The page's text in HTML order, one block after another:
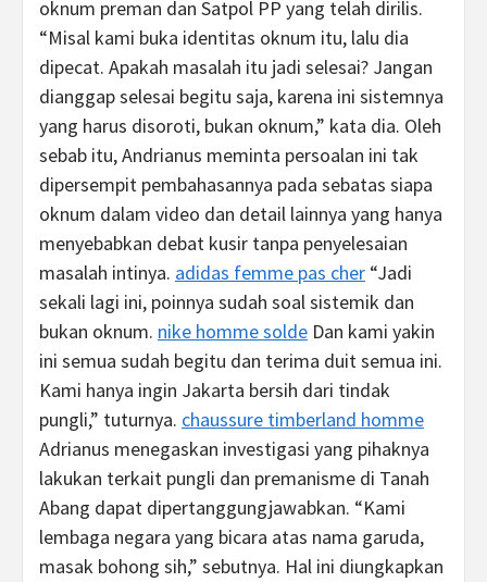
oknum preman dan Satpol PP yang telah dirilis.
“Misal kami buka identitas oknum itu, lalu dia
dipecat. Apakah masalah itu jadi selesai? Jangan
dianggap selesai begitu saja, karena ini sistemnya
yang harus disoroti, bukan oknum,” kata dia. Oleh
sebab itu, Andrianus meminta persoalan ini tak
dipersempit pembahasannya pada sebatas siapa
oknum dalam video dan detail lainnya yang hanya
menyebabkan debat kusir tanpa penyelesaian
masalah intinya. adidas femme pas cher “Jadi
sekali lagi ini, poinnya sudah soal sistemik dan
bukan oknum. nike homme solde Dan kami yakin
ini semua sudah begitu dan terima duit semua ini.
Kami hanya ingin Jakarta bersih dari tindak
pungli,” tuturnya. chaussure timberland homme
Adrianus menegaskan investigasi yang pihaknya
lakukan terkait pungli dan premanisme di Tanah
Abang dapat dipertanggungjawabkan. “Kami
lembaga negara yang bicara atas nama garuda,
masak bohong sih,” sebutnya. Hal ini diungkapkan